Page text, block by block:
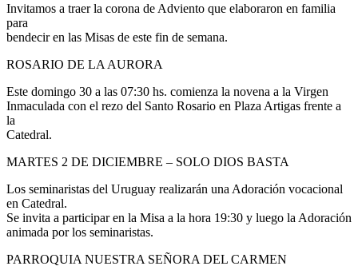
Invitamos a traer la corona de Adviento que elaboraron en familia
para
bendecir en las Misas de este fin de semana.
ROSARIO DE LA AURORA
Este domingo 30 a las 07:30 hs. comienza la novena a la Virgen
Inmaculada con el rezo del Santo Rosario en Plaza Artigas frente a
la
Catedral.
MARTES 2 DE DICIEMBRE – SOLO DIOS BASTA
Los seminaristas del Uruguay realizarán una Adoración vocacional
en Catedral.
Se invita a participar en la Misa a la hora 19:30 y luego la Adoración
animada por los seminaristas.
PARROQUIA NUESTRA SEÑORA DEL CARMEN